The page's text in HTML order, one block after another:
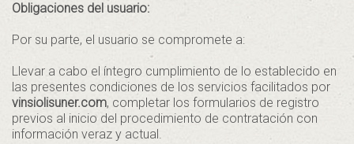
Obligaciones del usuario:
Por su parte, el usuario se compromete a:
Llevar a cabo el íntegro cumplimiento de lo establecido en
las presentes condiciones de los servicios facilitados por
vinsiolisuner.com, completar los formularios de registro
previos al inicio del procedimiento de contratación con
información veraz y actual.